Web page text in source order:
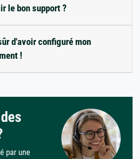
le bon support ?
d'avoir configuré mon
!
par une